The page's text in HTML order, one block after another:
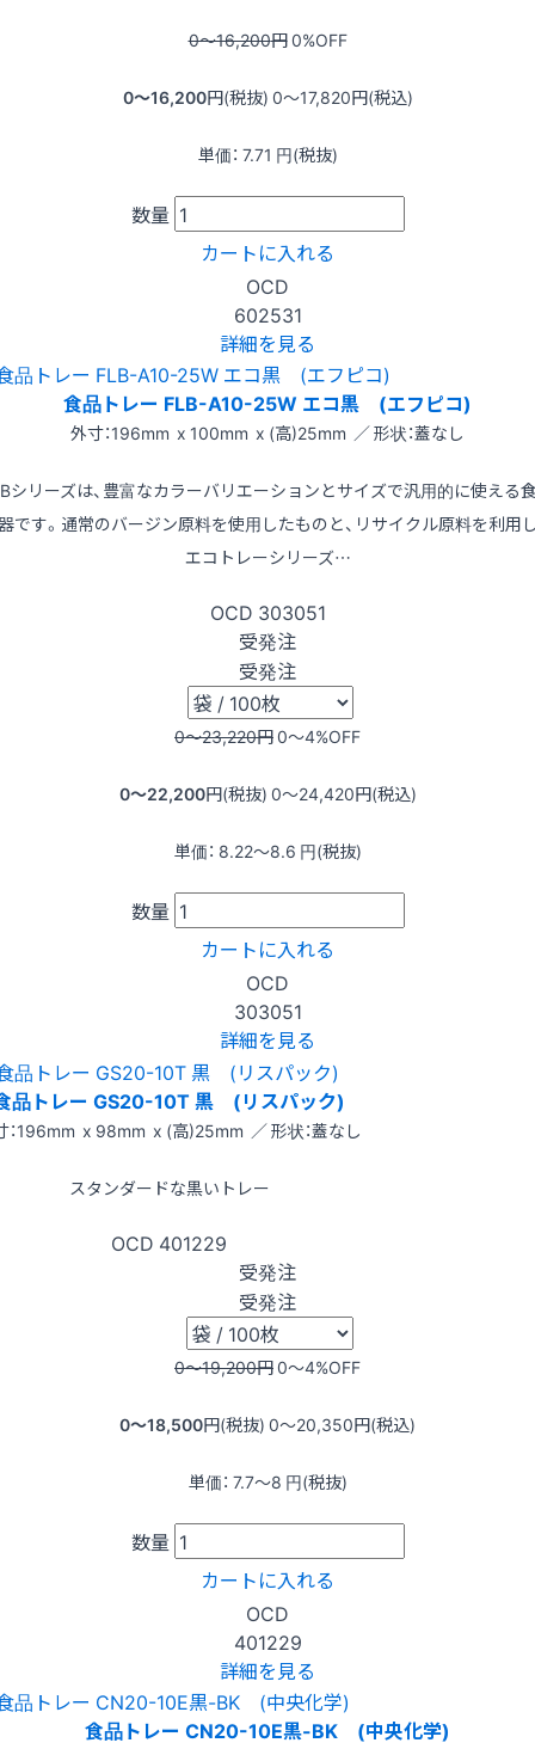
0〜16,200円0%OFF
0〜16,200円(税抜) 0〜17,820円(税込)
単価： 7.71 円(税抜)
数量
カートに入れる
OCD
602531
詳細を見る
食品トレー FLB-A10-25W エコ黒 (エフピコ)
外寸：196mm x 100mm x (高)25mm ／ 形状：蓋なし
シリーズは、豊富なカラーバリエーションとサイズで汎用的に使える
です。通常のバージン原料を使用したものと、リサイクル原料を利用
エコトレーシリーズ…
OCD 303051
受発注
受発注
0〜23,220円0〜4%OFF
0〜22,200円(税抜) 0〜24,420円(税込)
単価： 8.22〜8.6 円(税抜)
数量
カートに入れる
OCD
303051
詳細を見る
品トレー GS20-10T 黒 (リスパック)
：196mm x 98mm x (高)25mm ／ 形状：蓋なし
スタンダードな黒いトレー
OCD 401229
受発注
受発注
0〜19,200円0〜4%OFF
0〜18,500円(税抜) 0〜20,350円(税込)
単価： 7.7〜8 円(税抜)
数量
カートに入れる
OCD
401229
詳細を見る
食品トレー CN20-10E黒-BK (中央化学)